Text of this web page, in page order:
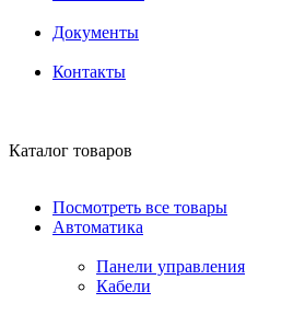
Документы
Контакты
Каталог товаров
Посмотреть все товары
Автоматика
Панели управления
Кабели